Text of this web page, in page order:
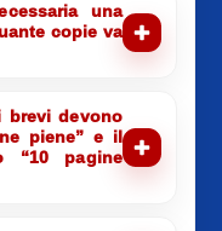
una
copie va
brevi devono
piene” e il
“10 pagine